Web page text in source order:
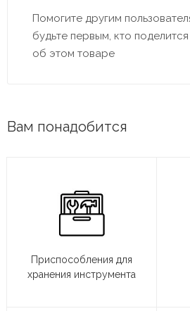
Помогите другим
будьте первым, кто
об этом товаре
Вам понадобится
Приспособления для
хранения инструмента